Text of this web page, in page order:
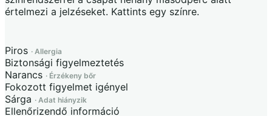
értelmezi a jelzéseket. Kattints egy színre.
Piros · Allergia
Biztonsági figyelmeztetés
Narancs · Érzékeny bőr
Fokozott figyelmet igényel
Sárga · Adat hiányzik
Ellenőrizendő információ